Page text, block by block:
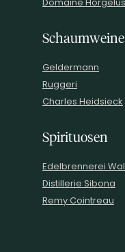
Schaumweine
Geldermann
Ruggeri
Charles Heidsieck
Spirituosen
Edelbrennerei
Distillerie Sibona
Remy Cointreau